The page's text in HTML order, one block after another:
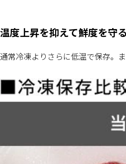
温度上昇を抑えて鮮度を守
通常冷凍よりさらに低温で保存。